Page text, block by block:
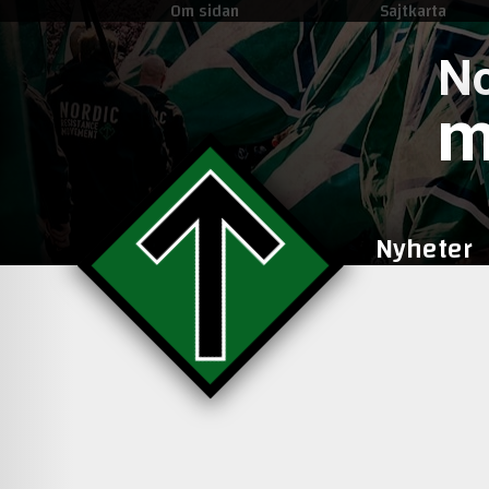
Om sidan Sajtkarta
Nyheter